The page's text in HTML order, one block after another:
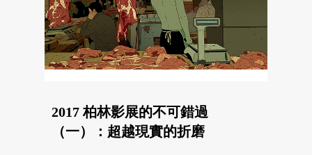
2017 柏林影展的不可錯過
（一）：超越現實的折磨